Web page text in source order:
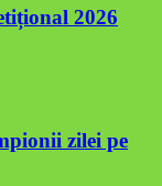
2026
zilei pe